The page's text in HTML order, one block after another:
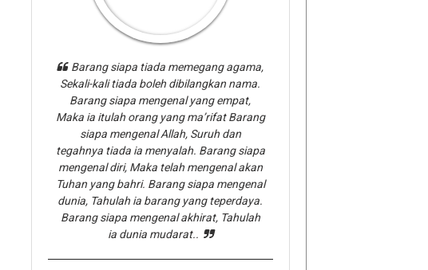
Barang siapa tiada memegang agama,
Sekali-kali tiada boleh dibilangkan nama.
Barang siapa mengenal yang empat,
Maka ia itulah orang yang ma’rifat Barang
siapa mengenal Allah, Suruh dan
tegahnya tiada ia menyalah. Barang siapa
mengenal diri, Maka telah mengenal akan
Tuhan yang bahri. Barang siapa mengenal
dunia, Tahulah ia barang yang teperdaya.
Barang siapa mengenal akhirat, Tahulah
ia dunia mudarat..